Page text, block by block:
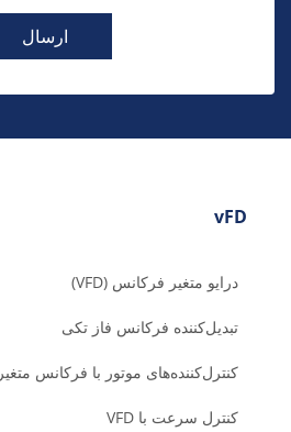
ارسال
vFD
درایو متغیر فرکانس (VFD)
تبدیل‌کننده فرکانس فاز تکی
کنترل‌کننده‌های موتور با فرکانس متغیر
کنترل سرعت با VFD